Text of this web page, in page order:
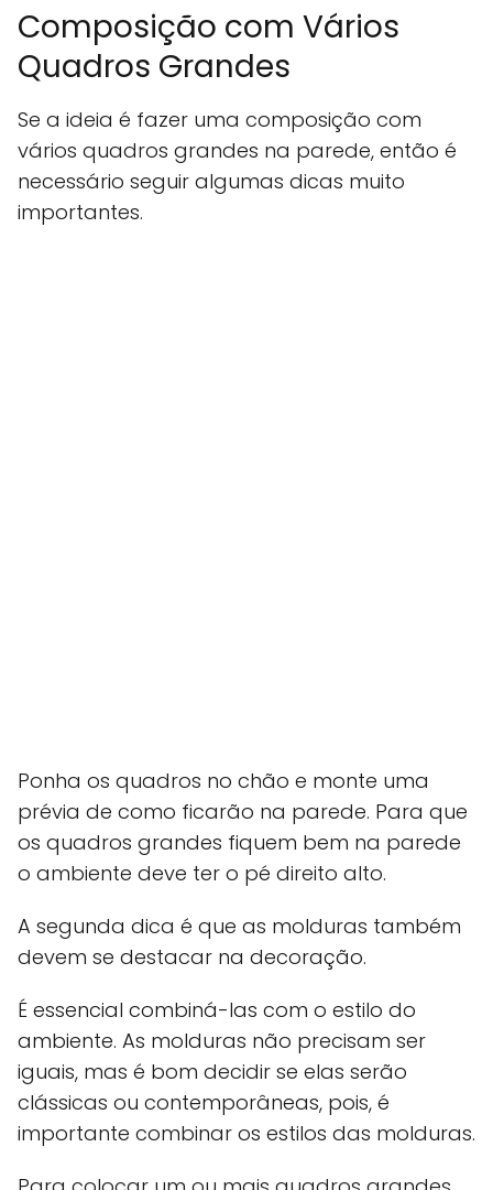
Composição com Vários
Quadros Grandes
Se a ideia é fazer uma composição com
vários quadros grandes na parede, então é
necessário seguir algumas dicas muito
importantes.
Ponha os quadros no chão e monte uma
prévia de como ficarão na parede. Para que
os quadros grandes fiquem bem na parede
o ambiente deve ter o pé direito alto.
A segunda dica é que as molduras também
devem se destacar na decoração.
É essencial combiná-las com o estilo do
ambiente. As molduras não precisam ser
iguais, mas é bom decidir se elas serão
clássicas ou contemporâneas, pois, é
importante combinar os estilos das molduras.